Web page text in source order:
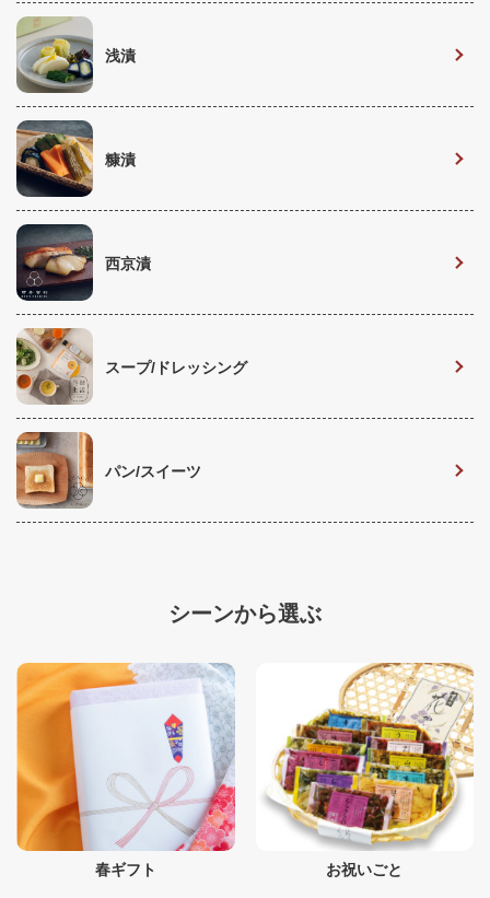
浅漬
糠漬
西京漬
スープ/ドレッシング
パン/スイーツ
シーンから選ぶ
春ギフト お祝いごと